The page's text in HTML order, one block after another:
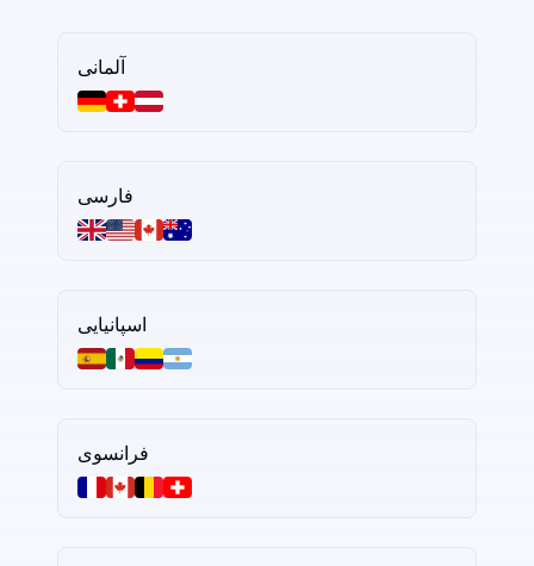
آلمانی
فارسی
اسپانیایی
فرانسوی